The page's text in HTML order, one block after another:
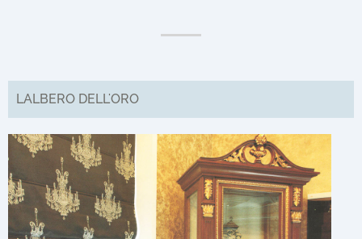
LALBERO DELL'ORO